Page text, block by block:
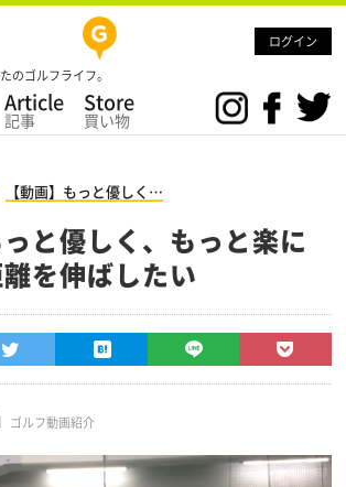
ログイン
のゴルフライフ。
Article
記事
Store
買い物
【動画】もっと優しく…
っと優しく、もっと楽に
を伸ばしたい
ゴルフ動画紹介